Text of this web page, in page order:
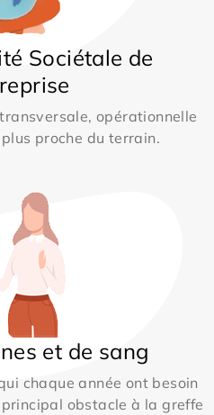
Sociétale de
opérationnelle
proche du terrain.
et de sang
chaque année ont besoin
obstacle à la greffe